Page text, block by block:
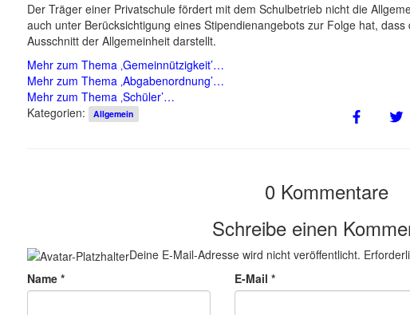
Der Träger einer Privatschule fördert mit dem Schulbetrieb nicht die
auch unter Berücksichtigung eines Stipendienangebots zur Folge hat,
Ausschnitt der Allgemeinheit darstellt.
Mehr zum Thema ‚Gemeinnützigkeit’…
Mehr zum Thema ‚Abgabenordnung’…
Mehr zum Thema ‚Schüler’…
Kategorien:
Allgemein
0 Kommentare
Schreibe einen
Deine E-Mail-Adresse wird nicht veröffentlicht.
Name * E-Mail *